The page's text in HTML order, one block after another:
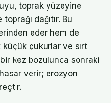
toprak yüzeyine
dağıtır. Bu
eder hem de
çukurlar ve sırt
kez bozulunca sonraki
verir; erozyon